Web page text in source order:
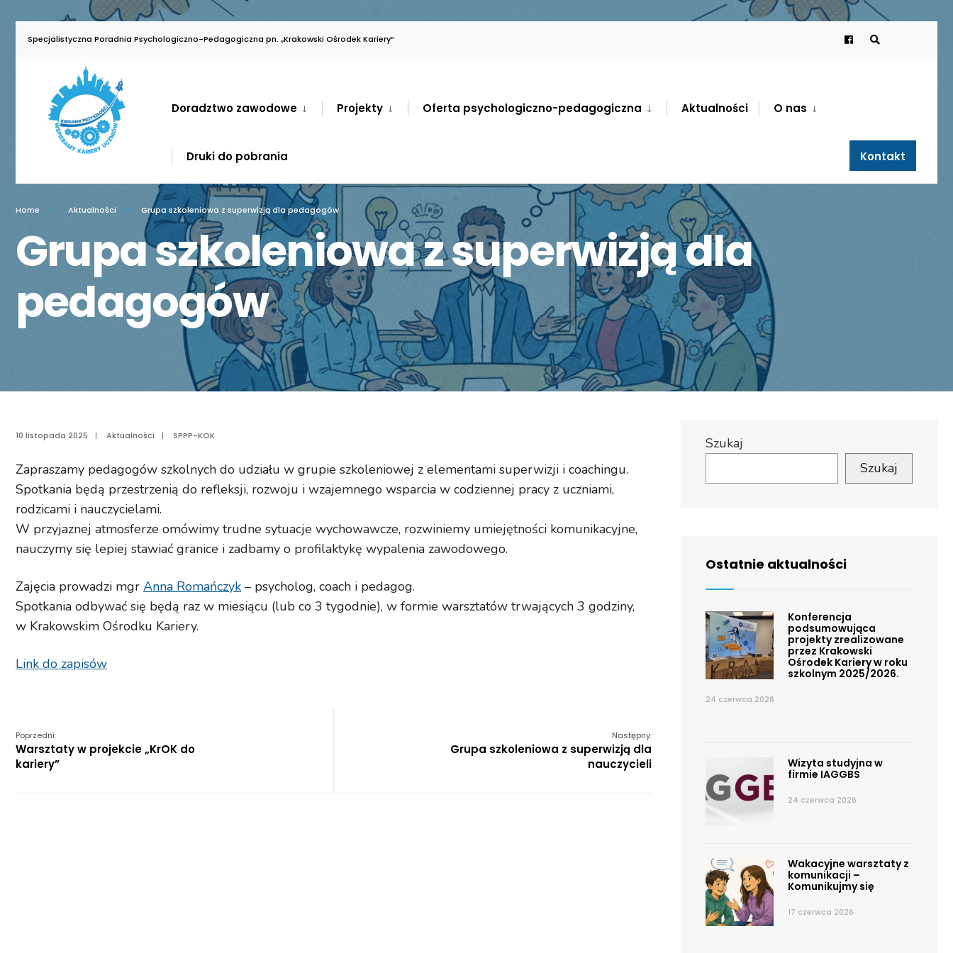
Skip
Specjalistyczna Poradnia Psychologiczno-Pedagogiczna pn. „Krakowski Ośrodek Kariery”
Doradztwo zawodowe Projekty Oferta psychologiczno-pedagogiczna Aktualności O nas
Druki do pobrania Kontakt
Home Aktualności Grupa szkoleniowa z superwizją dla pedagogów
Grupa szkoleniowa z superwizją dla
pedagogów
10 listopada 2025 | Aktualności | SPPP-KOK
Zapraszamy pedagogów szkolnych do udziału w grupie szkoleniowej z elementami superwizji i coachingu.
Spotkania będą przestrzenią do refleksji, rozwoju i wzajemnego wsparcia w codziennej pracy z uczniami,
rodzicami i nauczycielami.
W przyjaznej atmosferze omówimy trudne sytuacje wychowawcze, rozwiniemy umiejętności komunikacyjne,
nauczymy się lepiej stawiać granice i zadbamy o profilaktykę wypalenia zawodowego.
Zajęcia prowadzi mgr Anna Romańczyk – psycholog, coach i pedagog.
Spotkania odbywać się będą raz w miesiącu (lub co 3 tygodnie), w formie warsztatów trwających 3 godziny,
w Krakowskim Ośrodku Kariery.
Link do zapisów
Poprzedni:
Warsztaty w projekcie „KrOK do
kariery”
Następny:
Grupa szkoleniowa z superwizją dla
nauczycieli
Szukaj
Szukaj
Ostatnie aktualności
Konferencja
podsumowująca
projekty zrealizowane
przez Krakowski
Ośrodek Kariery w roku
szkolnym 2025/2026.
24 czerwca 2026
Wizyta studyjna w
firmie IAGGBS
24 czerwca 2026
Wakacyjne warsztaty z
komunikacji –
Komunikujmy się
17 czerwca 2026